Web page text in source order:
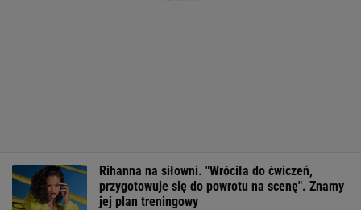
Rihanna na siłowni. "Wróciła do ćwiczeń,
przygotowuje się do powrotu na scenę". Znamy
jej plan treningowy